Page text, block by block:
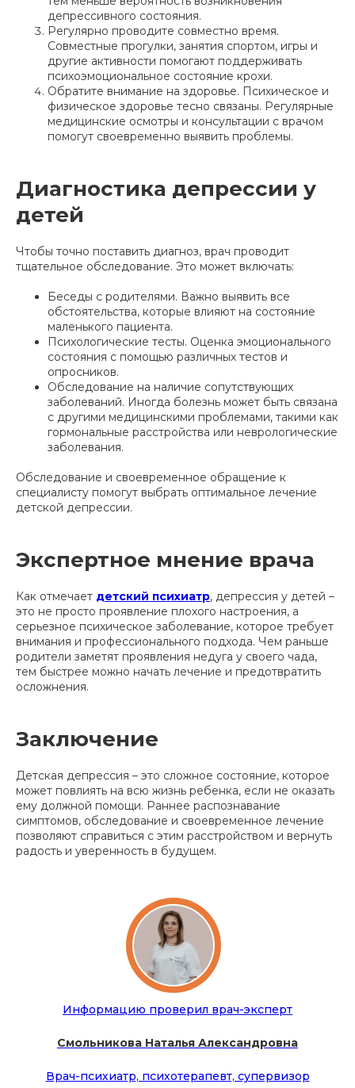
депрессивного состояния.
Регулярно проводите совместно время.
Совместные прогулки, занятия спортом, игры и
другие активности помогают поддерживать
психоэмоциональное состояние крохи.
Обратите внимание на здоровье. Психическое и
физическое здоровье тесно связаны. Регулярные
медицинские осмотры и консультации с врачом
помогут своевременно выявить проблемы.
Диагностика депрессии у
детей
Чтобы точно поставить диагноз, врач проводит
тщательное обследование. Это может включать:
Беседы с родителями. Важно выявить все
обстоятельства, которые влияют на состояние
маленького пациента.
Психологические тесты. Оценка эмоционального
состояния с помощью различных тестов и
опросников.
Обследование на наличие сопутствующих
заболеваний. Иногда болезнь может быть связана
с другими медицинскими проблемами, такими как
гормональные расстройства или неврологические
заболевания.
Обследование и своевременное обращение к
специалисту помогут выбрать оптимальное лечение
детской депрессии.
Экспертное мнение врача
Как отмечает детский психиатр, депрессия у детей –
это не просто проявление плохого настроения, а
серьезное психическое заболевание, которое требует
внимания и профессионального подхода. Чем раньше
родители заметят проявления недуга у своего чада,
тем быстрее можно начать лечение и предотвратить
осложнения.
Заключение
Детская депрессия – это сложное состояние, которое
может повлиять на всю жизнь ребенка, если не оказать
ему должной помощи. Раннее распознавание
симптомов, обследование и своевременное лечение
позволяют справиться с этим расстройством и вернуть
радость и уверенность в будущем.
Информацию проверил врач-эксперт
Смольникова Наталья Александровна
Врач-психиатр, психотерапевт, супервизор